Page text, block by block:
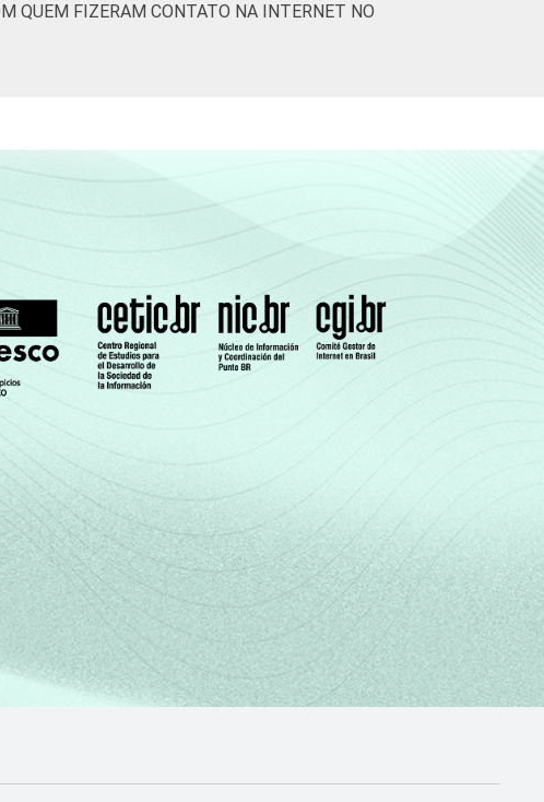
QUEM FIZERAM CONTATO NA INTERNET NO